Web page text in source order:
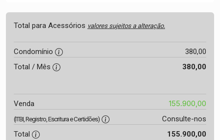
Total para Acessórios valores sujeitos a alteração.
Condomínio
380,00
Total / Mês
380,00
Venda 155.900,00
(ITBI, Registro, Escritura e Certidões)
Consulte-nos
Total
155.900,00